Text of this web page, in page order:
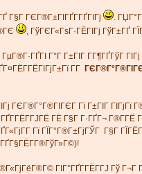
Г§Г ГЄГ®Г±ГІГҐГ­ГҐГІГј
.
, ГўГЄГ«ГѕГ·ГЁГІГј ГўГ±ГҐ
ГµГ®Г·ГҐГІ Г°Г Г±ГІГ
Г­Г
ГЄГ®Г°Г®ГІГЄГ Гї Г±ГІГ
ГЁ Г§Г Г·ГҐГ¬ Г®Г­ГЁ
Гї ГЇГ°Г®Г±ГјГЎГ Г§Г
ГІГ°ГҐГ­ГЁГ­ГЈ Гў